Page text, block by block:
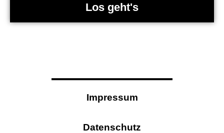
Los geht's
Impressum
Datenschutz